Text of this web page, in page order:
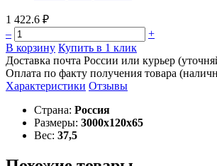
1 422.6 ₽
–
+
В корзину Купить в 1 клик
Доставка почта России или курьер
Оплата по факту получения товара
Характеристики Отзывы
Страна: Россия
Размеры: 3000х120х65
Вес: 37,5